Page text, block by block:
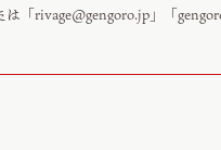
は「rivage@gengoro.jp 」「